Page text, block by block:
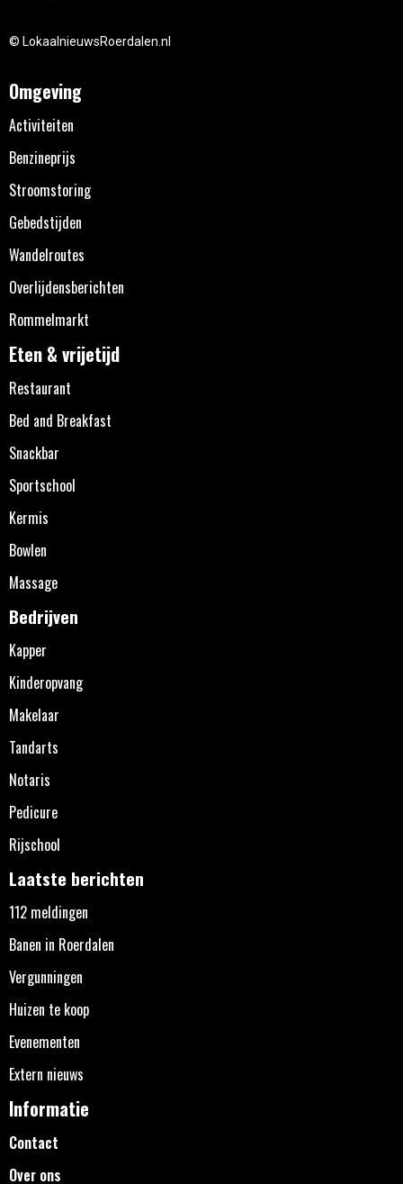
© LokaalnieuwsRoerdalen.nl
Omgeving
Activiteiten
Benzineprijs
Stroomstoring
Gebedstijden
Wandelroutes
Overlijdensberichten
Rommelmarkt
Eten & vrijetijd
Restaurant
Bed and Breakfast
Snackbar
Sportschool
Kermis
Bowlen
Massage
Bedrijven
Kapper
Kinderopvang
Makelaar
Tandarts
Notaris
Pedicure
Rijschool
Laatste berichten
112 meldingen
Banen in Roerdalen
Vergunningen
Huizen te koop
Evenementen
Extern nieuws
Informatie
Contact
Over ons